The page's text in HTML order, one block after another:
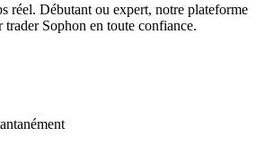
réel. Débutant ou expert, notre plateforme
Sophon en toute confiance.